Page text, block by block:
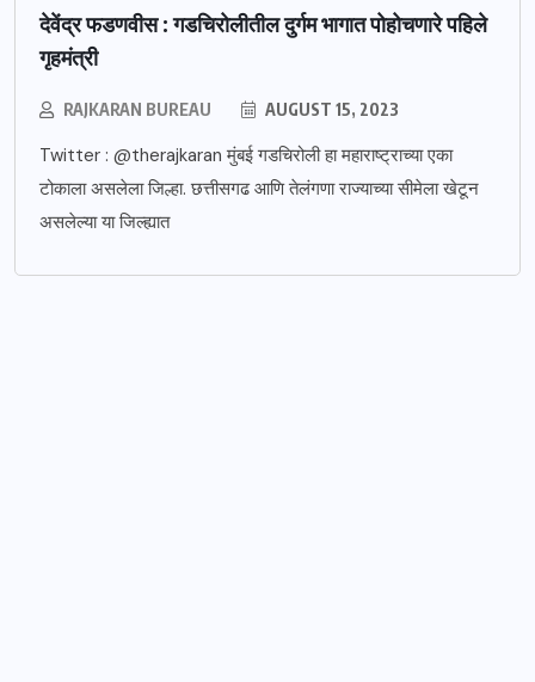
देवेंद्र फडणवीस : गडचिरोलीतील दुर्गम भागात पोहोचणारे पहिले
गृहमंत्री
RAJKARAN BUREAU AUGUST 15, 2023
Twitter : @therajkaran मुंबई गडचिरोली हा महाराष्ट्राच्या एका
टोकाला असलेला जिल्हा. छत्तीसगढ आणि तेलंगणा राज्याच्या सीमेला खेटून
असलेल्या या जिल्ह्यात